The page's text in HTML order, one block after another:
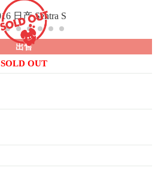
出售
SOLD OUT